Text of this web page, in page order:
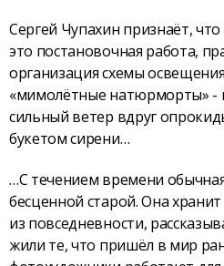
Сергей Чупахин признаёт,
это постановочная работа,
организация схемы
«мимолётные натюрморты» -
сильный ветер вдруг
букетом сирени…
…С течением времени
бесценной старой. Она
из повседневности,
жили те, что пришёл в мир